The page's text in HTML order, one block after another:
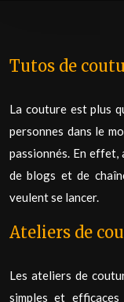
Tutos de
La couture est plus
personnes dans le
passionnés. En effet,
de blogs et de
veulent se lancer.
Ateliers de
Les ateliers de
simples et